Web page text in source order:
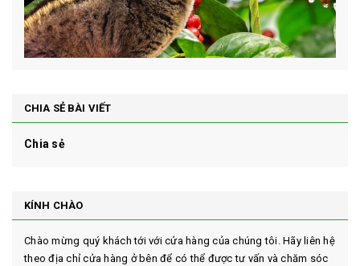
CHIA SẺ BÀI VIẾT
Chia sẻ
KÍNH CHÀO
Chào mừng quý khách tới với cửa hàng của chúng tôi. Hãy liên hệ
theo địa chỉ cửa hàng ở bên để có thể được tư vấn và chăm sóc